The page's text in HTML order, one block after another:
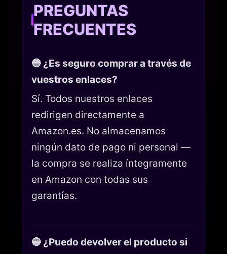
PREGUNTAS
FRECUENTES
🔵 ¿Es seguro comprar a través de
vuestros enlaces?
Sí. Todos nuestros enlaces
redirigen directamente a
Amazon.es. No almacenamos
ningún dato de pago ni personal —
la compra se realiza íntegramente
en Amazon con todas sus
garantías.
🔵 ¿Puedo devolver el producto si